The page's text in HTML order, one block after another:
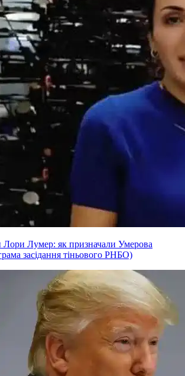
Лори Лумер: як призначали Умерова
засідання тіньового РНБО)